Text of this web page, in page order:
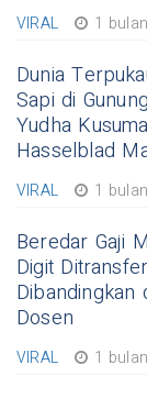
VIRAL 1 bulan
Dunia
Sapi di
Yudha
Hasselblad
VIRAL 1 bulan
Beredar Gaji
Digit
Dibandingkan
Dosen
VIRAL 1 bulan